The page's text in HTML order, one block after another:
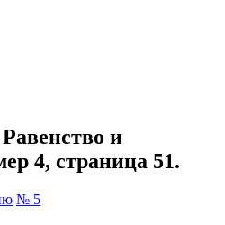
и
4, страница 51.
№ 5